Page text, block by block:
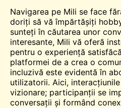
Navigarea pe Mili se face
doriți să vă împărtășiți
sunteți în căutarea unor
interesante, Mili vă oferă
pentru o experiență
platformei de a crea o
incluzivă este evidentă în
utilizatorii. Aici,
vizionare; participanții se
conversații și formând